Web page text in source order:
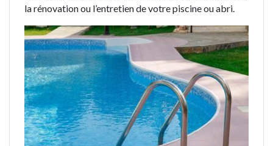
la rénovation ou l’entretien de votre piscine ou abri.